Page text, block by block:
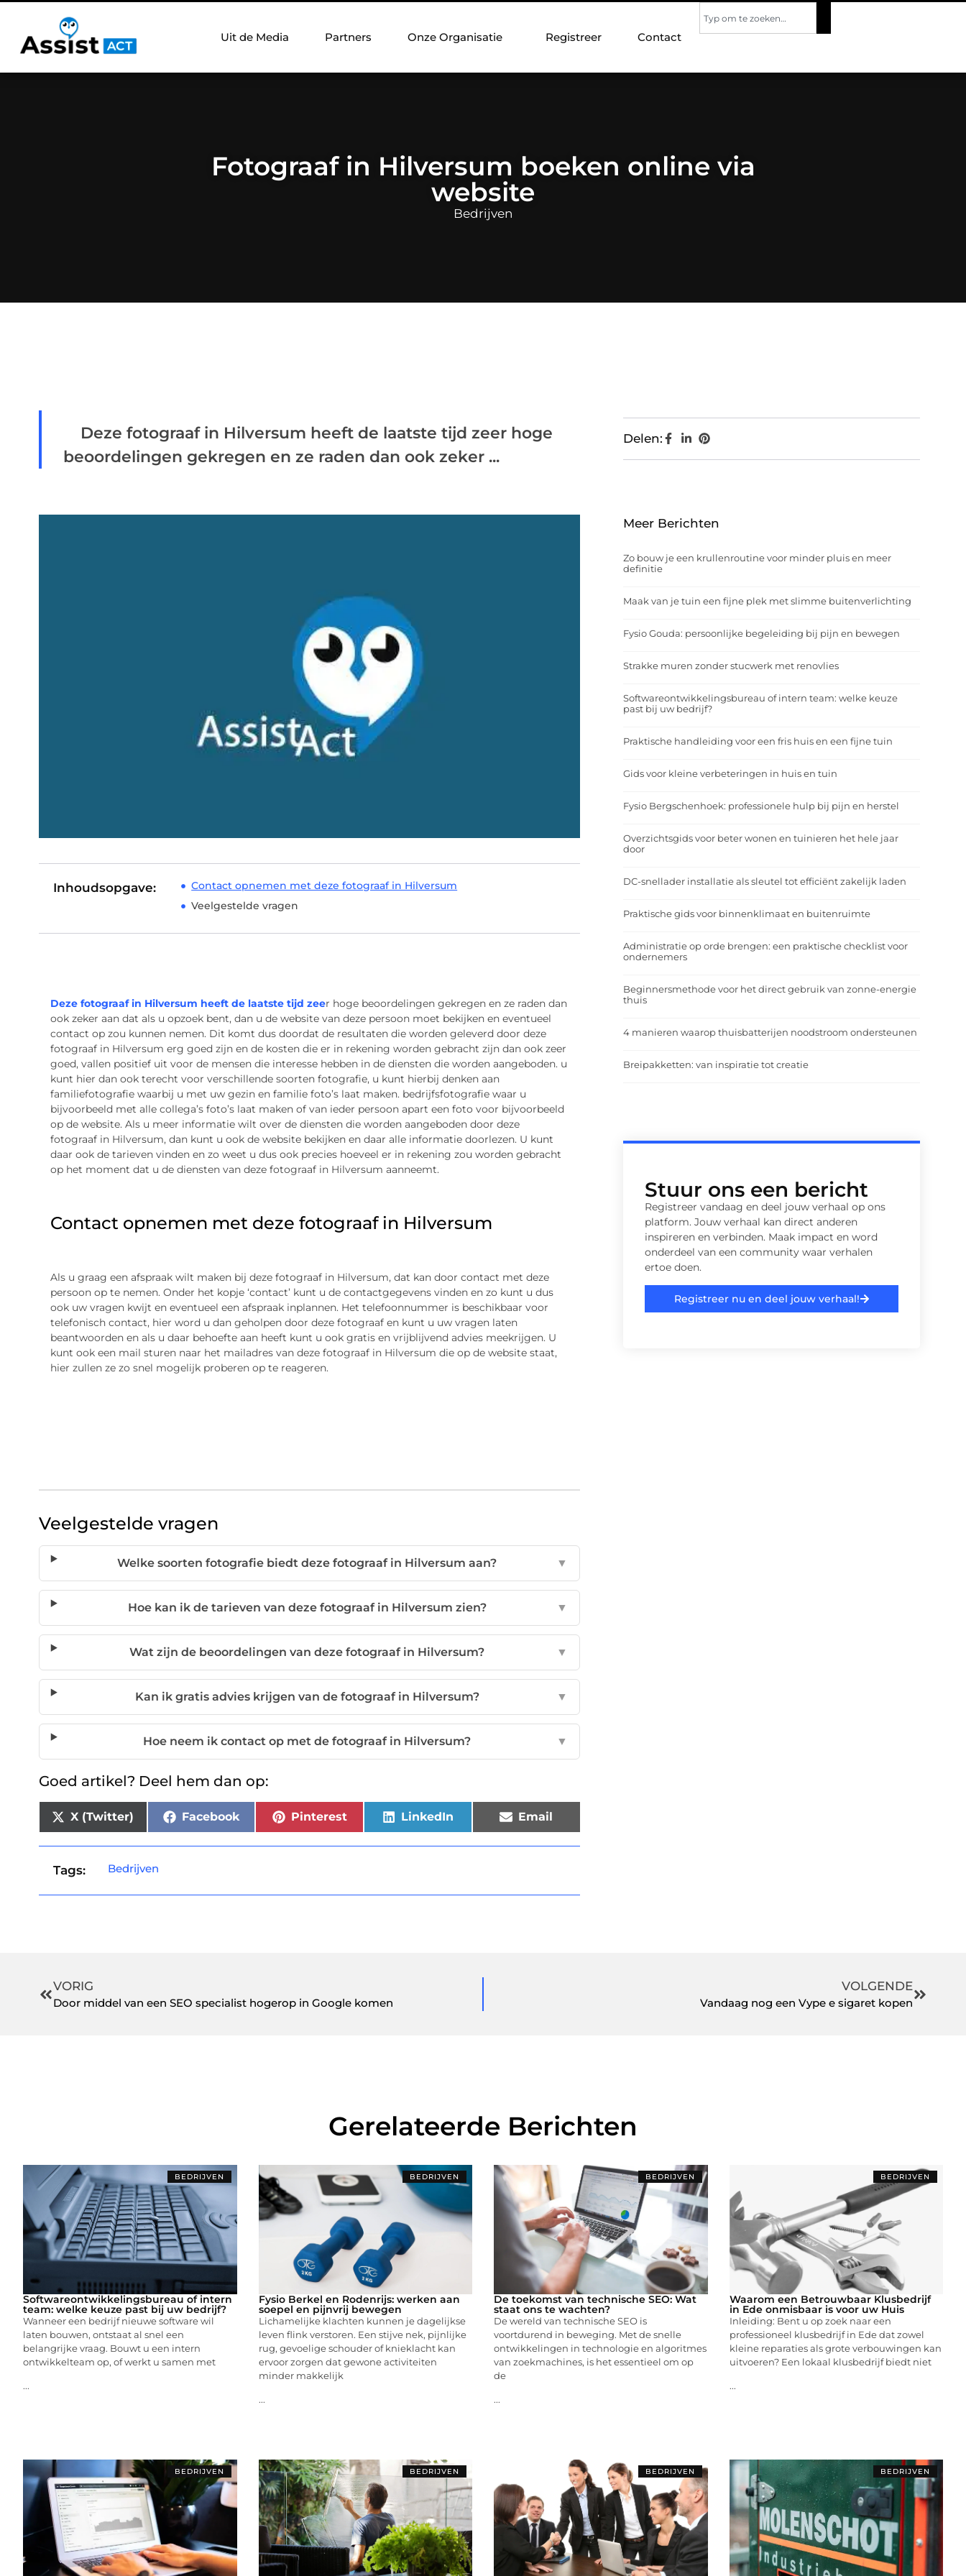
Uit de Media Partners Onze Organisatie Registreer Contact
Fotograaf in Hilversum boeken online via
website
Bedrijven
Deze fotograaf in Hilversum heeft de laatste tijd zeer hoge
beoordelingen gekregen en ze raden dan ook zeker ...
Inhoudsopgave:
Contact opnemen met deze fotograaf in Hilversum
Veelgestelde vragen
Deze fotograaf in Hilversum heeft de laatste tijd zeer hoge beoordelingen gekregen en ze raden dan
ook zeker aan dat als u opzoek bent, dan u de website van deze persoon moet bekijken en eventueel
contact op zou kunnen nemen. Dit komt dus doordat de resultaten die worden geleverd door deze
fotograaf in Hilversum erg goed zijn en de kosten die er in rekening worden gebracht zijn dan ook zeer
goed, vallen positief uit voor de mensen die interesse hebben in de diensten die worden aangeboden. u
kunt hier dan ook terecht voor verschillende soorten fotografie, u kunt hierbij denken aan
familiefotografie waarbij u met uw gezin en familie foto’s laat maken. bedrijfsfotografie waar u
bijvoorbeeld met alle collega’s foto’s laat maken of van ieder persoon apart een foto voor bijvoorbeeld
op de website. Als u meer informatie wilt over de diensten die worden aangeboden door deze
fotograaf in Hilversum, dan kunt u ook de website bekijken en daar alle informatie doorlezen. U kunt
daar ook de tarieven vinden en zo weet u dus ook precies hoeveel er in rekening zou worden gebracht
op het moment dat u de diensten van deze fotograaf in Hilversum aanneemt.
Contact opnemen met deze fotograaf in Hilversum
Als u graag een afspraak wilt maken bij deze fotograaf in Hilversum, dat kan door contact met deze
persoon op te nemen. Onder het kopje ‘contact’ kunt u de contactgegevens vinden en zo kunt u dus
ook uw vragen kwijt en eventueel een afspraak inplannen. Het telefoonnummer is beschikbaar voor
telefonisch contact, hier word u dan geholpen door deze fotograaf en kunt u uw vragen laten
beantwoorden en als u daar behoefte aan heeft kunt u ook gratis en vrijblijvend advies meekrijgen. U
kunt ook een mail sturen naar het mailadres van deze fotograaf in Hilversum die op de website staat,
hier zullen ze zo snel mogelijk proberen op te reageren.
Veelgestelde vragen
Welke soorten fotografie biedt deze fotograaf in Hilversum aan? ▼
Hoe kan ik de tarieven van deze fotograaf in Hilversum zien? ▼
Wat zijn de beoordelingen van deze fotograaf in Hilversum? ▼
Kan ik gratis advies krijgen van de fotograaf in Hilversum? ▼
Hoe neem ik contact op met de fotograaf in Hilversum? ▼
Goed artikel? Deel hem dan op:
X (Twitter) Facebook Pinterest LinkedIn Email
Tags: Bedrijven
Delen:
Meer Berichten
Zo bouw je een krullenroutine voor minder pluis en meer
definitie
Maak van je tuin een fijne plek met slimme buitenverlichting
Fysio Gouda: persoonlijke begeleiding bij pijn en bewegen
Strakke muren zonder stucwerk met renovlies
Softwareontwikkelingsbureau of intern team: welke keuze
past bij uw bedrijf?
Praktische handleiding voor een fris huis en een fijne tuin
Gids voor kleine verbeteringen in huis en tuin
Fysio Bergschenhoek: professionele hulp bij pijn en herstel
Overzichtsgids voor beter wonen en tuinieren het hele jaar
door
DC-snellader installatie als sleutel tot efficiënt zakelijk laden
Praktische gids voor binnenklimaat en buitenruimte
Administratie op orde brengen: een praktische checklist voor
ondernemers
Beginnersmethode voor het direct gebruik van zonne-energie
thuis
4 manieren waarop thuisbatterijen noodstroom ondersteunen
Breipakketten: van inspiratie tot creatie
Stuur ons een bericht
Registreer vandaag en deel jouw verhaal op ons
platform. Jouw verhaal kan direct anderen
inspireren en verbinden. Maak impact en word
onderdeel van een community waar verhalen
ertoe doen.
Registreer nu en deel jouw verhaal!
VORIG
Door middel van een SEO specialist hogerop in Google komen
VOLGENDE
Vandaag nog een Vype e sigaret kopen
Gerelateerde Berichten
BEDRIJVEN
Softwareontwikkelingsbureau of intern
team: welke keuze past bij uw bedrijf?
Wanneer een bedrijf nieuwe software wil
laten bouwen, ontstaat al snel een
belangrijke vraag. Bouwt u een intern
ontwikkelteam op, of werkt u samen met
...
BEDRIJVEN
Fysio Berkel en Rodenrijs: werken aan
soepel en pijnvrij bewegen
Lichamelijke klachten kunnen je dagelijkse
leven flink verstoren. Een stijve nek, pijnlijke
rug, gevoelige schouder of knieklacht kan
ervoor zorgen dat gewone activiteiten
minder makkelijk
...
BEDRIJVEN
De toekomst van technische SEO: Wat
staat ons te wachten?
De wereld van technische SEO is
voortdurend in beweging. Met de snelle
ontwikkelingen in technologie en algoritmes
van zoekmachines, is het essentieel om op
de
...
BEDRIJVEN
Waarom een Betrouwbaar Klusbedrijf
in Ede onmisbaar is voor uw Huis
Inleiding: Bent u op zoek naar een
professioneel klusbedrijf in Ede dat zowel
kleine reparaties als grote verbouwingen kan
uitvoeren? Een lokaal klusbedrijf biedt niet
...
BEDRIJVEN BEDRIJVEN BEDRIJVEN BEDRIJVEN